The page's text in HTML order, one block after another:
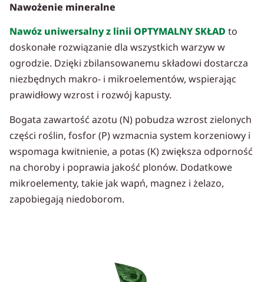
Nawożenie mineralne
Nawóz uniwersalny z linii OPTYMALNY SKŁAD to
doskonałe rozwiązanie dla wszystkich warzyw w
ogrodzie. Dzięki zbilansowanemu składowi dostarcza
niezbędnych makro- i mikroelementów, wspierając
prawidłowy wzrost i rozwój kapusty.
Bogata zawartość azotu (N) pobudza wzrost zielonych
części roślin, fosfor (P) wzmacnia system korzeniowy i
wspomaga kwitnienie, a potas (K) zwiększa odporność
na choroby i poprawia jakość plonów. Dodatkowe
mikroelementy, takie jak wapń, magnez i żelazo,
zapobiegają niedoborom.